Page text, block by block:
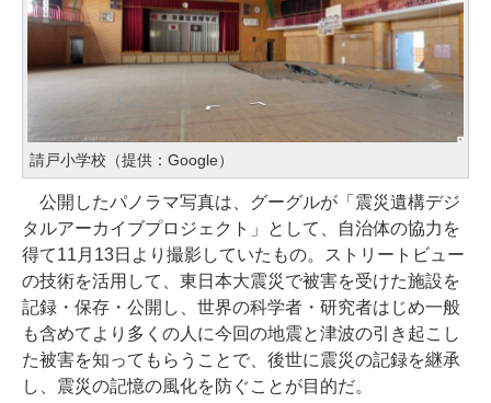
請戸小学校（提供：Google）
公開したパノラマ写真は、グーグルが「震災遺構デジ
タルアーカイブプロジェクト」として、自治体の協力を
得て11月13日より撮影していたもの。ストリートビュー
の技術を活用して、東日本大震災で被害を受けた施設を
記録・保存・公開し、世界の科学者・研究者はじめ一般
も含めてより多くの人に今回の地震と津波の引き起こし
た被害を知ってもらうことで、後世に震災の記録を継承
し、震災の記憶の風化を防ぐことが目的だ。